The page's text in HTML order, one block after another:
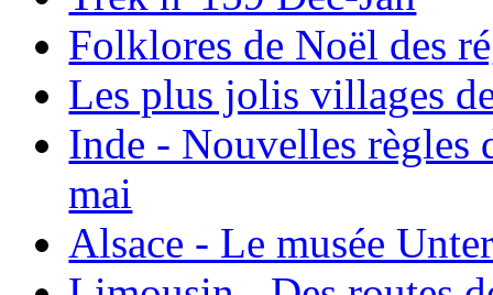
Folklores de Noël des
Les plus jolis villages
Inde - Nouvelles règles
mai
Alsace - Le musée